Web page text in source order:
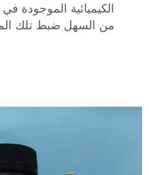
الكيميائية الموجودة
من السهل ضبط تلك